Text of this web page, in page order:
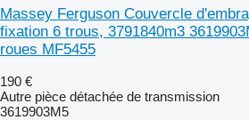
Massey Ferguson Couvercle
fixation 6 trous, 3791840m3
roues MF5455
190 €
Autre pièce détachée de transmission
3619903M5